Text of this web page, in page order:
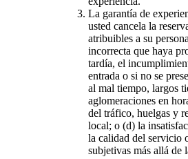
La garantía de
usted cancela la
atribuibles a su
incorrecta que haya
tardía, el
entrada o si no se
al mal tiempo, largos
aglomeraciones en
del tráfico, huelgas y
local; o (d) la
la calidad del servicio
subjetivas más allá de